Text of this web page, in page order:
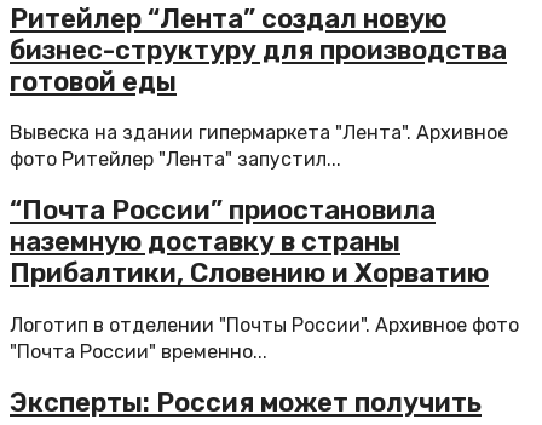
Ритейлер “Лента” создал новую
бизнес-структуру для производства
готовой еды
Вывеска на здании гипермаркета "Лента". Архивное
фото Ритейлер "Лента" запустил...
“Почта России” приостановила
наземную доставку в страны
Прибалтики, Словению и Хорватию
Логотип в отделении "Почты России". Архивное фото
"Почта России" временно...
Эксперты: Россия может получить